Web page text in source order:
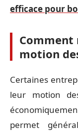
efficace pour
Comment
motion
Certaines
leur motion
permet